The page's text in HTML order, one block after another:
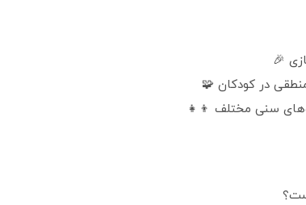
🎉
در کودکان 🧩
سنی مختلف 👦👧